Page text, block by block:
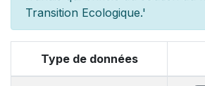
Transition Ecologique.'
Type de données